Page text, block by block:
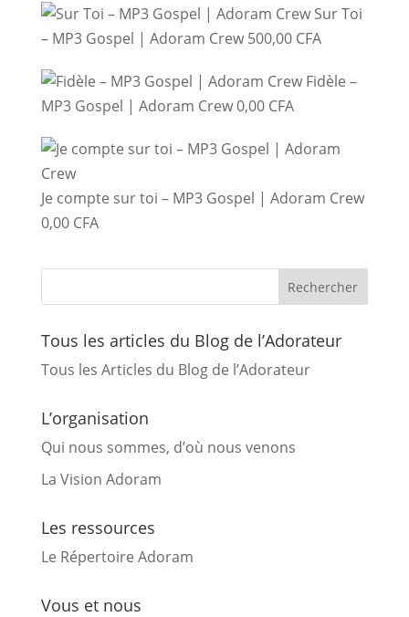
Sur Toi
– MP3 Gospel | Adoram Crew 500,00 CFA
Fidèle –
MP3 Gospel | Adoram Crew0,00 CFA
Je compte sur toi – MP3 Gospel | Adoram Crew
0,00 CFA
Tous les articles du Blog de l’Adorateur
Tous les Articles du Blog de l’Adorateur
L’organisation
Qui nous sommes, d’où nous venons
La Vision Adoram
Les ressources
Le Répertoire Adoram
Vous et nous